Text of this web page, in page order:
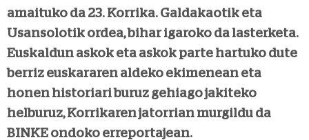
amaituko da 23. Korrika. Galdakaotik eta
Usansolotik ordea, bihar igaroko da lasterketa.
Euskaldun askok eta askok parte hartuko dute
berriz euskararen aldeko ekimenean eta
honen historiari buruz gehiago jakiteko
helburuz, Korrikaren jatorrian murgildu da
BINKE ondoko erreportajean.